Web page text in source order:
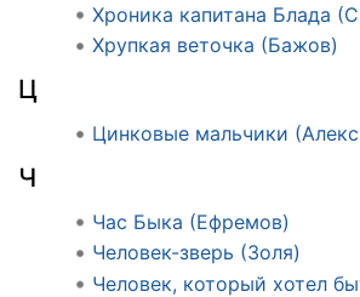
Хроника капитана Блада
Хрупкая веточка (Бажов)
Ц
Цинковые мальчики
Ч
Час Быка (Ефремов)
Человек-зверь (Золя)
Человек, который хотел